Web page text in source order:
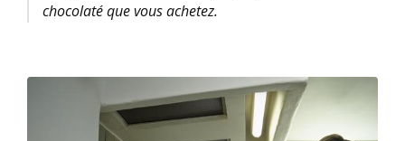
chocolaté que vous achetez.